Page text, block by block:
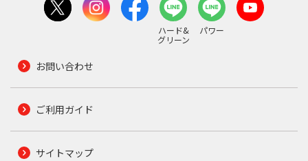
ハード&
グリーン
パワー
お問い合わせ
ご利用ガイド
サイトマップ